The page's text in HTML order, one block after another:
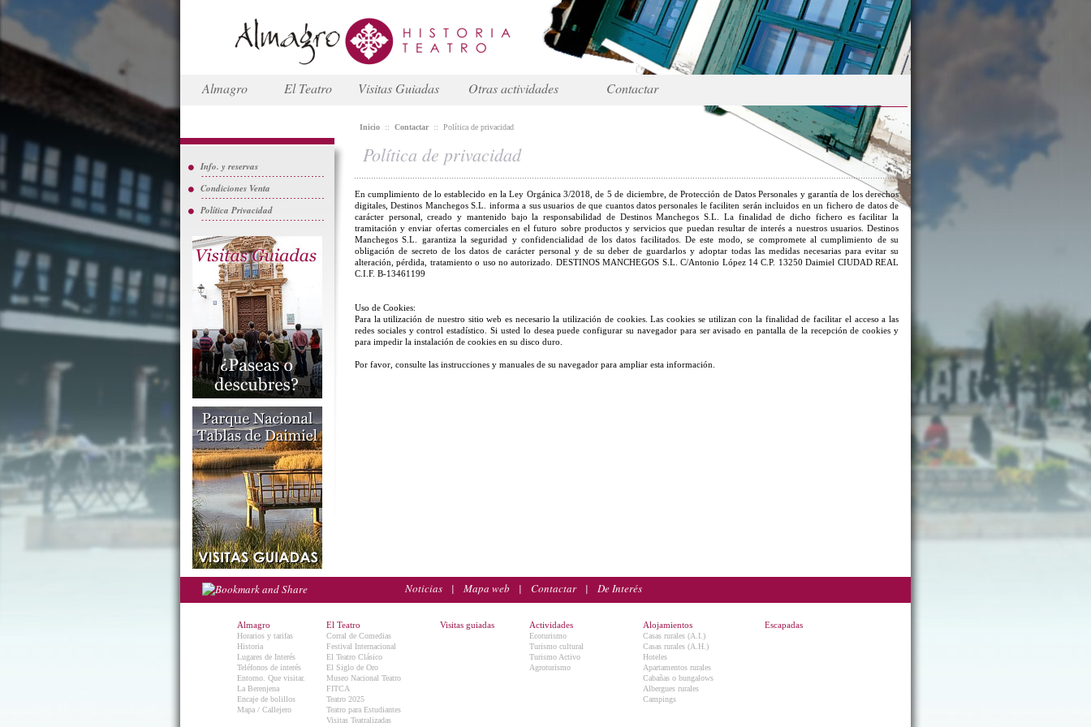
Almagro El Teatro Visitas Guiadas Otras actividades Contactar
Info. y reservas
Condiciones Venta
Política Privacidad
Inicio :: Contactar :: Política de privacidad
Política de privacidad
En cumplimiento de lo establecido en la Ley Orgánica 3/2018, de 5 de diciembre, de Protección de Datos Personales y garantía de los derechos
digitales, Destinos Manchegos S.L. informa a sus usuarios de que cuantos datos personales le faciliten serán incluidos en un fichero de datos de
carácter personal, creado y mantenido bajo la responsabilidad de Destinos Manchegos S.L. La finalidad de dicho fichero es facilitar la
tramitación y enviar ofertas comerciales en el futuro sobre productos y servicios que puedan resultar de interés a nuestros usuarios. Destinos
Manchegos S.L. garantiza la seguridad y confidencialidad de los datos facilitados. De este modo, se compromete al cumplimiento de su
obligación de secreto de los datos de carácter personal y de su deber de guardarlos y adoptar todas las medidas necesarias para evitar su
alteración, pérdida, tratamiento o uso no autorizado. DESTINOS MANCHEGOS S.L. C/Antonio López 14 C.P. 13250 Daimiel CIUDAD REAL
C.I.F. B-13461199
Uso de Cookies:
Para la utilización de nuestro sitio web es necesario la utilización de cookies. Las cookies se utilizan con la finalidad de facilitar el acceso a las
redes sociales y control estadístico. Si usted lo desea puede configurar su navegador para ser avisado en pantalla de la recepción de cookies y
para impedir la instalación de cookies en su disco duro.
Por favor, consulte las instrucciones y manuales de su navegador para ampliar esta información.
Noticias | Mapa web | Contactar| De Interés
Almagro
Horarios y tarifas
Historia
Lugares de Interés
Teléfonos de interés
Entorno. Que visitar.
La Berenjena
Encaje de bolillos
Mapa / Callejero
El Teatro
Corral de Comedias
Festival Internacional
El Teatro Clásico
El Siglo de Oro
Museo Nacional Teatro
FITCA
Teatro 2025
Teatro para Estudiantes
Visitas Teatralizadas
Visitas guiadas Actividades
Ecoturismo
Turismo cultural
Turismo Activo
Agroturismo
Alojamientos
Casas rurales (A.I.)
Casas rurales (A.H.)
Hoteles
Apartamentos rurales
Cabañas o bungalows
Albergues rurales
Campings
Escapadas